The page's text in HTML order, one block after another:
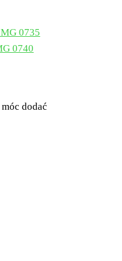
0735
0740
dodać